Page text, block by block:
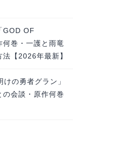
GOD OF
巻・一護と雨竜
【2026年最新】
の勇者グラン」
会談・原作何巻